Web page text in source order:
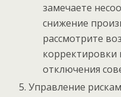
замечаете
снижение
рассмотрите
корректировки
отключения
Управление